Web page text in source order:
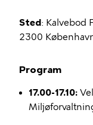
Sted: Kalvebod
2300
Program
17.00-17.10: